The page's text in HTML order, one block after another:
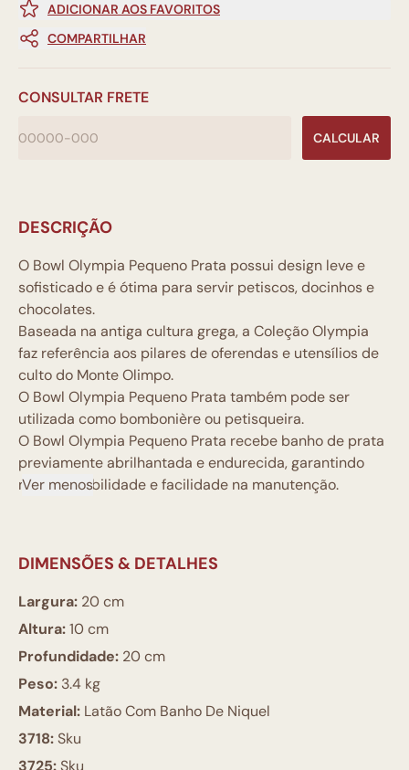
ADICIONAR AOS FAVORITOS
COMPARTILHAR
CONSULTAR FRETE
CALCULAR
DESCRIÇÃO
O Bowl Olympia Pequeno Prata possui design leve e
sofisticado e é ótima para servir petiscos, docinhos e
chocolates.
Baseada na antiga cultura grega, a Coleção Olympia
faz referência aos pilares de oferendas e utensílios de
culto do Monte Olimpo.
O Bowl Olympia Pequeno Prata também pode ser
utilizada como bombonière ou petisqueira.
O Bowl Olympia Pequeno Prata recebe banho de prata
previamente abrilhantada e endurecida, garantindo
maior durabilidade e facilidade na manutenção.
Ver menos
DIMENSÕES & DETALHES
Largura: 20 cm
Altura:10 cm
Profundidade: 20 cm
Peso: 3.4 kg
Material: Latão Com Banho De Niquel
3718:Sku
3725:Sku